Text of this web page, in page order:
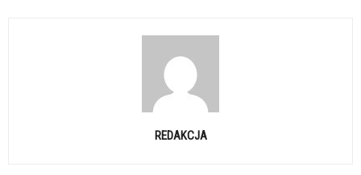
REDAKCJA